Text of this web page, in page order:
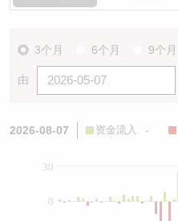
3个月 6个月 9个月
由
2026-08-07 资金流入 -
0
30